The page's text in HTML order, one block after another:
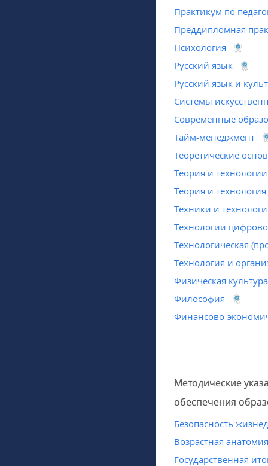
Практикум по
Преддипломная
Психология
Русский язык
Русский язык и
Системы
Современные
Тайм-менеджмент
Теоретические
Теория и
Теория и
Техники и
Технологии
Технологическая
Технология и
Физическая
Философия
Финансово-
Методические
обеспечения
Безопасность
Возрастная
Государственная